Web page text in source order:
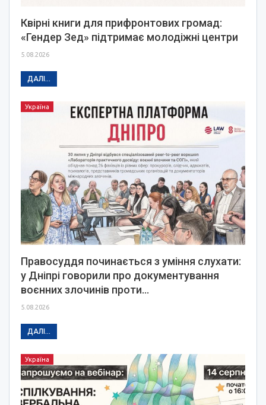
Квірні книги для прифронтових громад:
«Гендер Зед» підтримає молодіжні центри
5.08.2026
ДАЛІ...
Україна
Правосуддя починається з уміння слухати:
у Дніпрі говорили про документування
воєнних злочинів проти…
5.08.2026
ДАЛІ...
Україна